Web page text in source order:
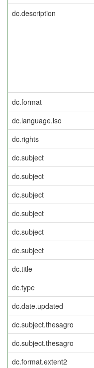
dc.description
dc.format
dc.language.iso
dc.rights
dc.subject
dc.subject
dc.subject
dc.subject
dc.subject
dc.subject
dc.title
dc.type
dc.date.updated
dc.subject.thesagro
dc.subject.thesagro
dc.format.extent2